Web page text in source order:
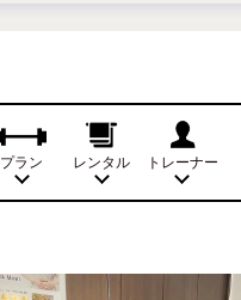
プラン レンタル トレーナー